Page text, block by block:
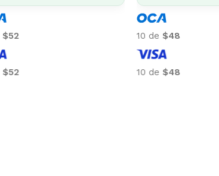
$52
$52
10 de $48
10 de $48